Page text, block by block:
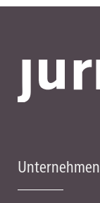
Unternehmen